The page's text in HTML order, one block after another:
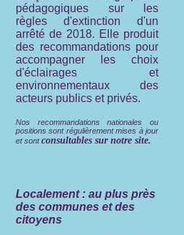
pédagogiques sur les
règles d'extinction d'un
arrêté de 2018. Elle produit
des recommandations pour
accompagner les choix
d'éclairages et
environnementaux des
acteurs publics et privés.
Nos recommandations nationales ou
positions sont régulièrement mises à jour
et sontconsultables sur notre site.
Localement : au plus près
des communes et des
citoyens